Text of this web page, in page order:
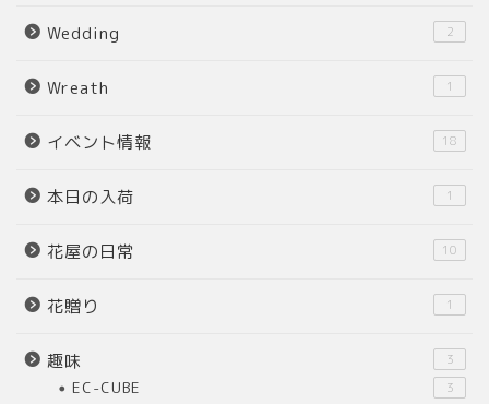
Wedding 2
Wreath 1
イベント情報 18
本日の入荷 1
花屋の日常 10
花贈り 1
趣味 3
EC-CUBE 3